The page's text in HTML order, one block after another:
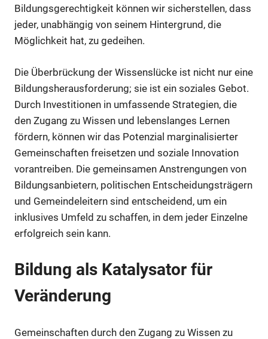
Bildungsgerechtigkeit können wir sicherstellen, dass
jeder, unabhängig von seinem Hintergrund, die
Möglichkeit hat, zu gedeihen.
Die Überbrückung der Wissenslücke ist nicht nur eine
Bildungsherausforderung; sie ist ein soziales Gebot.
Durch Investitionen in umfassende Strategien, die
den Zugang zu Wissen und lebenslanges Lernen
fördern, können wir das Potenzial marginalisierter
Gemeinschaften freisetzen und soziale Innovation
vorantreiben. Die gemeinsamen Anstrengungen von
Bildungsanbietern, politischen Entscheidungsträgern
und Gemeindeleitern sind entscheidend, um ein
inklusives Umfeld zu schaffen, in dem jeder Einzelne
erfolgreich sein kann.
Bildung als Katalysator für
Veränderung
Gemeinschaften durch den Zugang zu Wissen zu